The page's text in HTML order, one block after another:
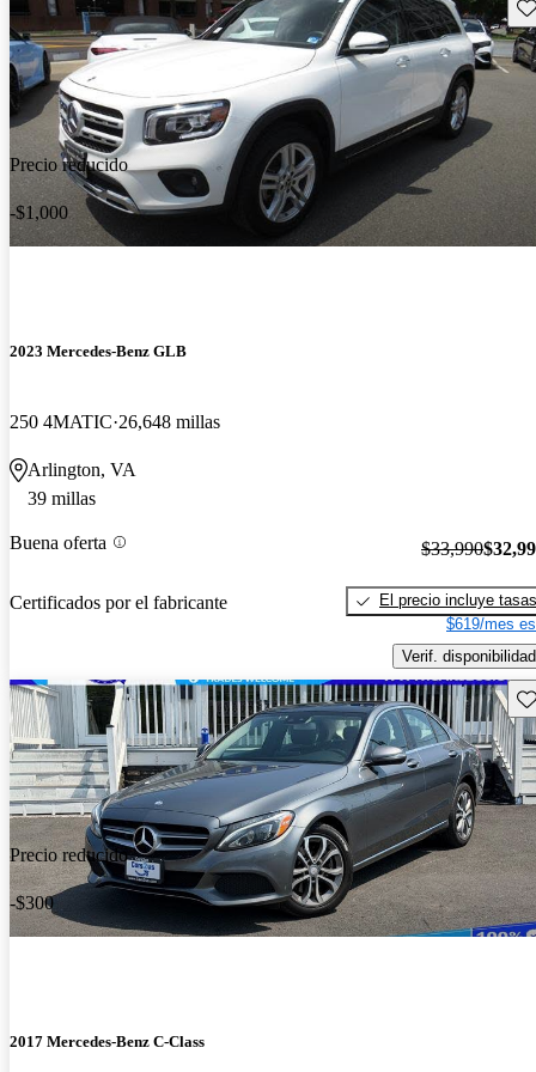
Precio reducido
-$1,000
2023 Mercedes-Benz GLB
250 4MATIC 26,648 millas
Arlington, VA
39 millas
Buena oferta
Certificados por el fabricante
$33,990
El precio incluye tasas
$619/mes
Verif. disponibilidad
Precio reducido
-$300
2017 Mercedes-Benz C-Class